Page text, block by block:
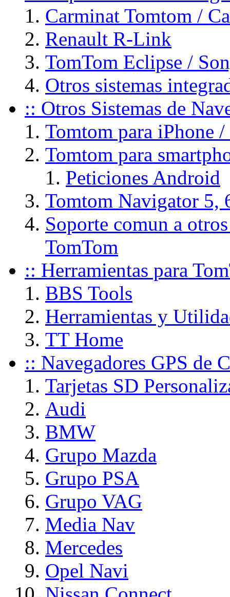
Carminat Tomtom /
Renault R-Link
TomTom Eclipse /
Otros sistemas
:: Otros Sistemas de
Tomtom para iPhone
Tomtom para
Peticiones Android
Tomtom Navigator 5,
Soporte comun a
TomTom
:: Herramientas para
BBS Tools
Herramientas y
TT Home
:: Navegadores GPS de
Tarjetas SD
Audi
BMW
Grupo Mazda
Grupo PSA
Grupo VAG
Media Nav
Mercedes
Opel Navi